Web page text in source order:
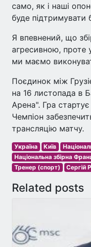
само, як і наші
буде підтримувати
Я впевнений, що
агресивною, проте
ми маємо
Поєдинок між
на 16 листопада в
Арена". Гра
Чемпіон
трансляцію матчу.
Україна Київ
Національна збірна
Тренер (спорт)
Сергій
Related posts